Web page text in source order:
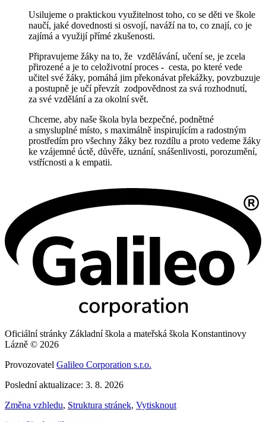
Usilujeme o praktickou využitelnost toho, co se děti ve škole
naučí, jaké dovednosti si osvojí, naváží na to, co znají, co je
zajímá a využijí přímé zkušenosti.
Připravujeme žáky na to, že vzdělávání, učení se, je zcela
přirozené a je to celoživotní proces - cesta, po které vede
učitel své žáky, pomáhá jim překonávat překážky, povzbuzuje
a postupně je učí převzít zodpovědnost za svá rozhodnutí,
za své vzdělání a za okolní svět.
Chceme, aby naše škola byla bezpečné, podnětné
a smysluplné místo, s maximálně inspirujícím a radostným
prostředím pro všechny žáky bez rozdílu a proto vedeme žáky
ke vzájemné úctě, důvěře, uznání, snášenlivosti, porozumění,
vstřícnosti a k empatii.
Oficiální stránky Základní škola a mateřská škola Konstantinovy
Lázně © 2026
Provozovatel Galileo Corporation s.r.o.
Poslední aktualizace: 3. 8. 2026
Změna vzhledu, Struktura stránek, Vytisknout